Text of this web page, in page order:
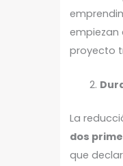
empiezan
proyecto
La
dos
que